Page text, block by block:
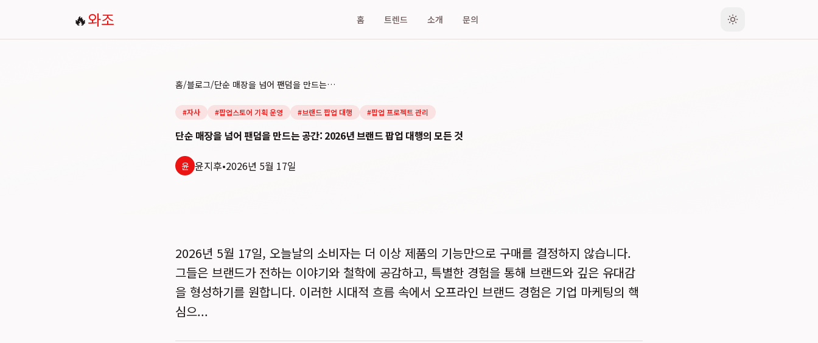
🔥와조 홈 트렌드 소개 문의
홈/블로그/ 단순 매장을 넘어 팬덤을 만드는 공간: 2026년 브랜드 팝업 대행의 모든 것
#자사 #팝업스토어 기획 운영 #브랜드 팝업 대행 #팝업 프로젝트 관리
단순 매장을 넘어 팬덤을 만드는 공간: 2026년 브랜드 팝업 대행의 모든 것
윤 윤지후•2026년 5월 17일
2026년 5월 17일, 오늘날의 소비자는 더 이상 제품의 기능만으로 구매를 결정하지 않습니다.
그들은 브랜드가 전하는 이야기와 철학에 공감하고, 특별한 경험을 통해 브랜드와 깊은 유대감
을 형성하기를 원합니다. 이러한 시대적 흐름 속에서 오프라인 브랜드 경험은 기업 마케팅의 핵
심으...